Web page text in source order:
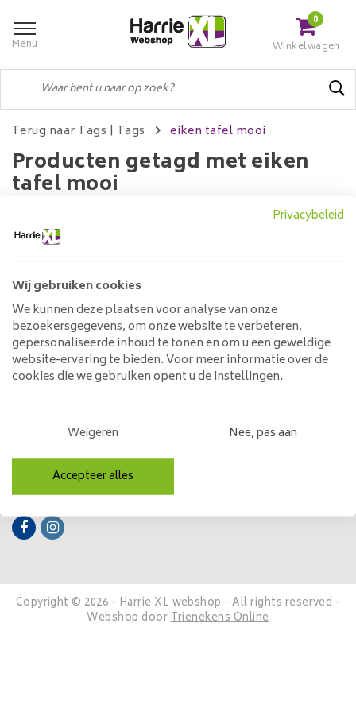
Menu
0
Winkelwagen
Terug naar Tags | Tags eiken tafel mooi
Producten getagd met eiken
tafel mooi
Geen producten gevonden!...
Klantenservice
Mijn account
Categorieën
Contactgegevens
Volg ons
Copyright © 2026 - Harrie XL webshop - All rights reserved -
Webshop doorTrienekens Online
Privacybeleid
Wij gebruiken cookies
We kunnen deze plaatsen voor analyse van onze
bezoekersgegevens, om onze website te verbeteren,
gepersonaliseerde inhoud te tonen en om u een geweldige
website-ervaring te bieden. Voor meer informatie over de
cookies die we gebruiken opent u de instellingen.
Weigeren Nee, pas aan
Accepteer alles